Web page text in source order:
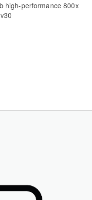
high-performance 800x